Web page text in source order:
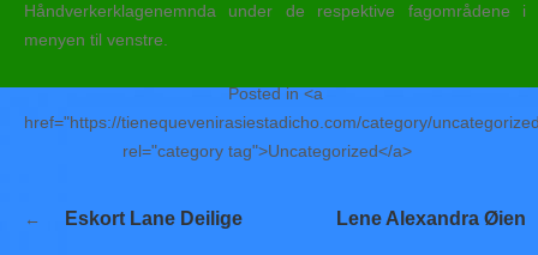
Håndverkerklagenemnda under de respektive fagområdene i
menyen til venstre.
Posted in <a
href="https://tienequevenirasiestadicho.com/category/
rel="category tag">Uncategorized</a>
de
Eskort Lane Deilige Lene Alexandra Øien